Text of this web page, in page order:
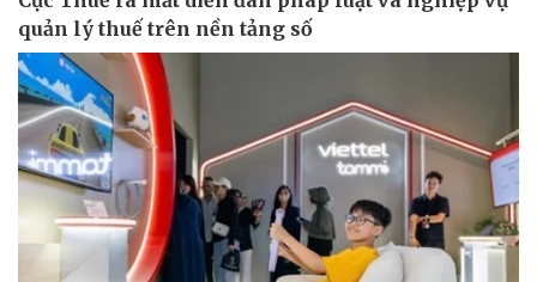
Tư vấn luật
Phân tích